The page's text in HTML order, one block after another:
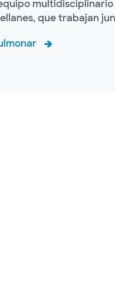
que trabajan